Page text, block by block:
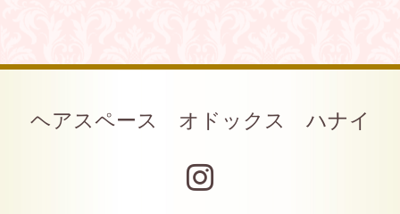
ヘアスペース オドックス ハナイ